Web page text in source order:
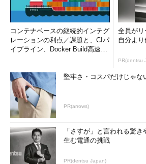
コンテナベースの継続的インテグ
レーションの利点／課題と、CIパ
イプライン、Docker Build高速化
全員がリ
自分よ
PR(dentsu
堅牢さ・コスパだけじゃな
PR(arrows)
「さすが」と言われる驚
生む電通の挑戦
PR(dentsu Japan)